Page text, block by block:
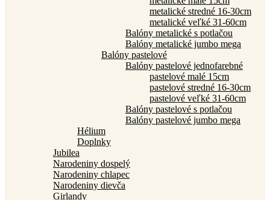
metalické stredné 16-30cm
metalické veľké 31-60cm
Balóny metalické s potlačou
Balóny metalické jumbo mega
Balóny pastelové
Balóny pastelové jednofarebné
pastelové malé 15cm
pastelové stredné 16-30cm
pastelové veľké 31-60cm
Balóny pastelové s potlačou
Balóny pastelové jumbo mega
Hélium
Doplnky
Jubilea
Narodeniny dospelý
Narodeniny chlapec
Narodeniny dievča
Girlandy